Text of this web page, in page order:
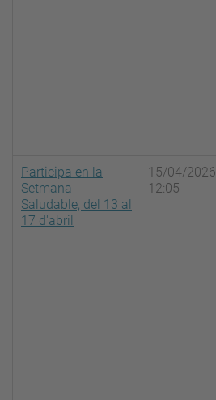
Participa en la
Setmana
Saludable, del 13 al
17 d'abril
15/04/2026
12:05